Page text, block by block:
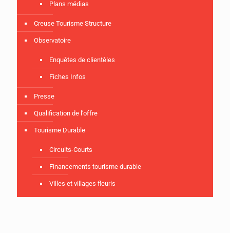
Plans médias
Creuse Tourisme Structure
Observatoire
Enquêtes de clientèles
Fiches Infos
Presse
Qualification de l’offre
Tourisme Durable
Circuits-Courts
Financements tourisme durable
Villes et villages fleuris